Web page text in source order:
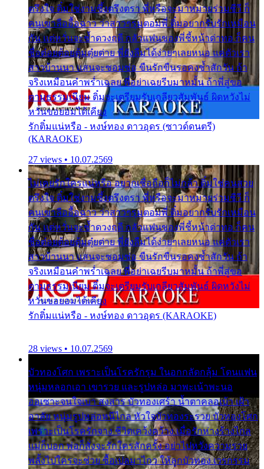
ตรึงใจ ติ๋มใช่งามซึ้งตรึงตรา พี่หรือจะมาหมายร่วมชีวี ก็
คนเขาลืออื้อฉาว ว่าสาวๆรุมตอมพี่ ติ๋มอยากรับรักเหมือน
กัน แต่หวั่นจะช้ำดวงฤดี กลัวแฟนของพี่ชี้หน้าด่าทอ ก็คน
ชื่อต๋อยต้อยตุ้มตุ๋ยต่าย พี่ยังลืมได้ง่ายๆเลยหนอ แค่ตัวเรา
สาวบ้านนา แสนจะซอมซ่อ ขืนรักขืนรอคงช้ำสักวัน ถ้า
จริงเหมือนคำพร่ำเฉลย พี่อย่าเฉยรีบมาหมั้น ถ้าพี่สู่ขอ
ตามธรรมเนียม ติ๋มจะเตรียมรับเกลียวสัมพันธ์ ผิดหวังไม่
หวั่นขอยอมได้เคียง
รักติ๋มแน่หรือ - หงษ์ทอง ดาวอุดร (ซาวด์ดนตรี)
(KARAOKE)
27 views • 10.07.2569
ไม่เคยรักใครแน่หรือ อยากเชื่อถือก็ไม่กล้า ติ๋มใช่คนสวย
ตรึงใจ ติ๋มใช่งามซึ้งตรึงตรา พี่หรือจะมาหมายร่วมชีวี ก็
คนเขาลืออื้อฉาว ว่าสาวๆรุมตอมพี่ ติ๋มอยากรับรักเหมือน
กัน แต่หวั่นจะช้ำดวงฤดี กลัวแฟนของพี่ชี้หน้าด่าทอ ก็คน
ชื่อต๋อยต้อยตุ้มตุ๋ยต่าย พี่ยังลืมได้ง่ายๆเลยหนอ แค่ตัวเรา
สาวบ้านนา แสนจะซอมซ่อ ขืนรักขืนรอคงช้ำสักวัน ถ้า
จริงเหมือนคำพร่ำเฉลย พี่อย่าเฉยรีบมาหมั้น ถ้าพี่สู่ขอ
ตามธรรมเนียม ติ๋มจะเตรียมรับเกลียวสัมพันธ์ ผิดหวังไม่
หวั่นขอยอมได้เคียง
รักติ๋มแน่หรือ - หงษ์ทอง ดาวอุดร (KARAOKE)
28 views • 10.07.2569
บัวทองโศก เพราะเป็นโรครักรุม ในอกกลัดกลุ้ม โดนแฟน
หนุ่มหลอกเอา เขารวย และรูปหล่อ มาพะเน้าพะนอ
ออเซาะจนใจเบา สงสาร บัวทองเศร้า น้ำตาคลอเบ้า เฝ้า
อาลัย หนุ่มรูปหล่อหนีไกล หัวใจบัวทองระรวย บัวทองโศก
เพราะเป็นโรครักจาง ชีวิตเคว้งคว้าง เมื่อรักห่างร้างไกล
แม่ก็บอก พ่อก็สั่งจะรักใครสักครั้ง อย่าไปหวังความรวย
พลั้งไปใครจะช่วย ซื้อเปลมาไกว ให้ลูกบัวทอง เวรกรรม